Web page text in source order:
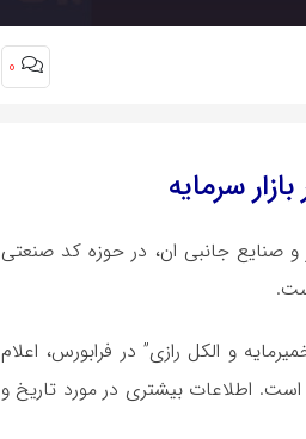
0
سرمایه
ثبت 11431145 و نماد توسعه نیشکر و صنایع جانبی ان، در حوزه کد صنعتی
سهام شرکت “خمیرمایه و الکل رازی” در فرابورس، اعلام
اطلاعات بیشتری در مورد تاریخ و